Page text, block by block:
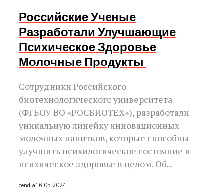
Российские Ученые
Разработали Улучшающие
Психическое Здоровье
Молочные Продукты
Сотрудники Российского
биотехнологического университета
(ФГБОУ ВО «РОСБИОТЕХ»), разработали
уникальную линейку инновационных
молочных напитков, которые способны
улучшить психилогическое состояние и
психическое здоровье в целом. Об...
cendia16.05.2024